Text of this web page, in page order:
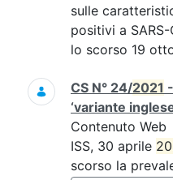
sulle
positivi a
lo scorso 19
CS N° 24/2021
‘variante
Contenuto Web
ISS, 30 aprile
scorso la